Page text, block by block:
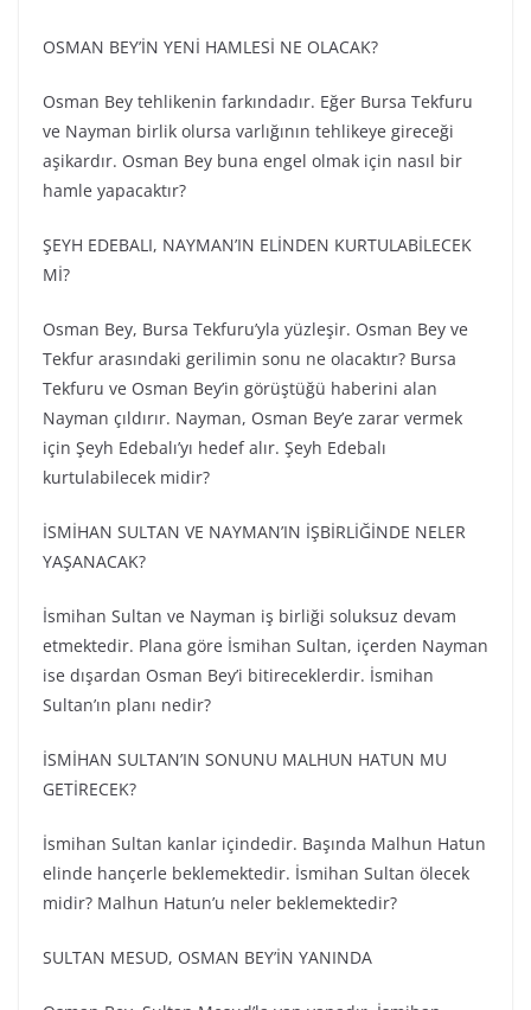
OSMAN BEY’İN YENİ HAMLESİ NE OLACAK?
Osman Bey tehlikenin farkındadır. Eğer Bursa Tekfuru
ve Nayman birlik olursa varlığının tehlikeye gireceği
aşikardır. Osman Bey buna engel olmak için nasıl bir
hamle yapacaktır?
ŞEYH EDEBALI, NAYMAN’IN ELİNDEN KURTULABİLECEK
Mİ?
Osman Bey, Bursa Tekfuru’yla yüzleşir. Osman Bey ve
Tekfur arasındaki gerilimin sonu ne olacaktır? Bursa
Tekfuru ve Osman Bey’in görüştüğü haberini alan
Nayman çıldırır. Nayman, Osman Bey’e zarar vermek
için Şeyh Edebalı’yı hedef alır. Şeyh Edebalı
kurtulabilecek midir?
İSMİHAN SULTAN VE NAYMAN’IN İŞBİRLİĞİNDE NELER
YAŞANACAK?
İsmihan Sultan ve Nayman iş birliği soluksuz devam
etmektedir. Plana göre İsmihan Sultan, içerden Nayman
ise dışardan Osman Bey’i bitireceklerdir. İsmihan
Sultan’ın planı nedir?
İSMİHAN SULTAN’IN SONUNU MALHUN HATUN MU
GETİRECEK?
İsmihan Sultan kanlar içindedir. Başında Malhun Hatun
elinde hançerle beklemektedir. İsmihan Sultan ölecek
midir? Malhun Hatun’u neler beklemektedir?
SULTAN MESUD, OSMAN BEY’İN YANINDA